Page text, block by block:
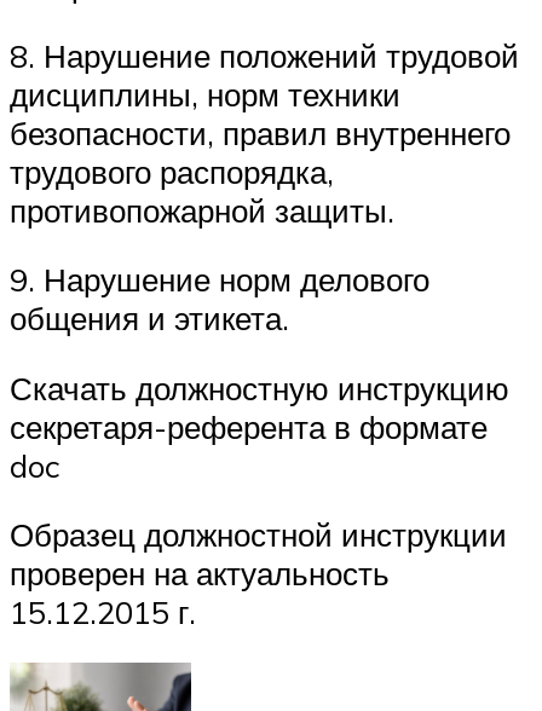
8. Нарушение положений трудовой
дисциплины, норм техники
безопасности, правил внутреннего
трудового распорядка,
противопожарной защиты.
9. Нарушение норм делового
общения и этикета.
Скачать должностную инструкцию
секретаря-референта в формате
doc
Образец должностной инструкции
проверен на актуальность
15.12.2015 г.